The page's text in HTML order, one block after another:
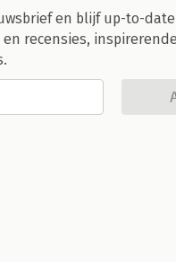
en blijf up-to-date
recensies, inspirerende